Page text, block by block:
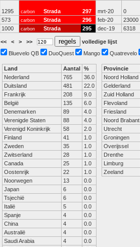
1295 carbon Strada 297 mrt-20 0
573
carbon Strada 296 feb-20 23000
1000
carbon Strada 295 dec-19 6318
<< < > >>
volledige lijst
Bluevelo QB
DuoQuest Mango Quatrevelo
Land Aantal %
Nederland
765
36.0
Duitsland
481
22.0
Frankrijk
208
9.0
België
135
6.0
Denemarken
89
4.0
Verenigde Staten
88
4.0
Verenigd Koninkrijk
58
2.0
Finland
41
1.0
Zweden
35
1.0
Zwitserland
28
1.0
Canada
25
1.0
Oostenrijk
22
1.0
Noorwegen
13
0.0
Japan
6
0.0
Tsjechië
6
0.0
Italië
5
0.0
Spanje
4
0.0
China
4
0.0
Australië
4
0.0
Saudi Arabia
4
0.0
Provincie
Noord Holland
Gelderland
Zuid Holland
Flevoland
Friesland
Noord Brabant
Utrecht
Groningen
Overijssel
Drenthe
Limburg
Zeeland